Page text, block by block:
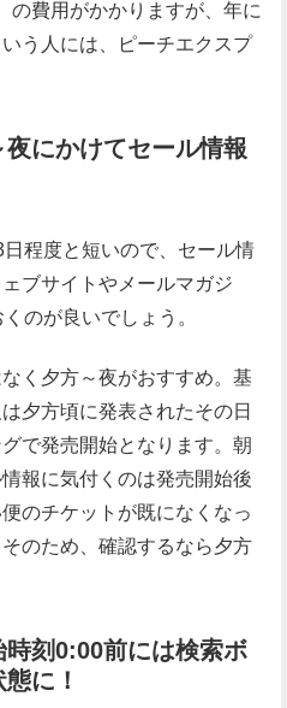
の費用がかかりますが、年に
う人には、ピーチエクスプ
にかけてセール情報
程度と短いので、セール情
ブサイトやメールマガジ
のが良いでしょう。
く夕方～夜がおすすめ。基
夕方頃に発表されたその日
で発売開始となります。朝
報に気付くのは発売開始後
のチケットが既になくなっ
のため、確認するなら夕方
刻0:00前には検索ボ
に！